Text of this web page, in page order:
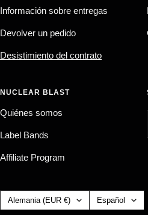
Información sobre entregas
Devolver un pedido
Desistimiento del contrato
NUCLEAR BLAST
Quiénes somos
Label Bands
Affiliate Program
País/región Alemania (EUR €) Idioma
Español